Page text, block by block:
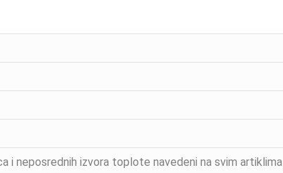
i neposrednih izvora toplote navedeni na svim artiklima